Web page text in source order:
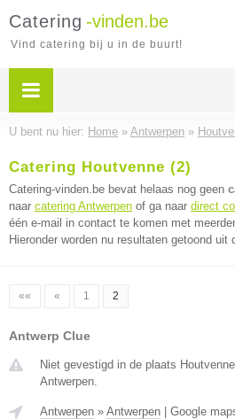
Catering -vinden.be
Vind catering bij u in de buurt!
U bent nu hier: Home » Antwerpen »
Catering Houtvenne (2)
Catering-vinden.be bevat helaas nog geen
naar catering Antwerpen of ga naar direct
één e-mail in contact te komen met
Hieronder worden nu resultaten getoond uit
«« « 1 2
Antwerp Clue
Niet gevestigd in de plaats
Antwerpen.
Antwerpen » Antwerpen Google